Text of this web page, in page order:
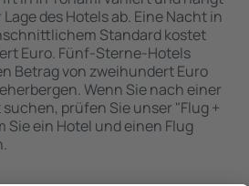
des Hotels ab. Eine Nacht in
Standard kostet
Euro. Fünf-Sterne-Hotels
Betrag von zweihundert Euro
Wenn Sie nach einer
prüfen Sie unser "Flug +
Sie ein Hotel und einen Flug